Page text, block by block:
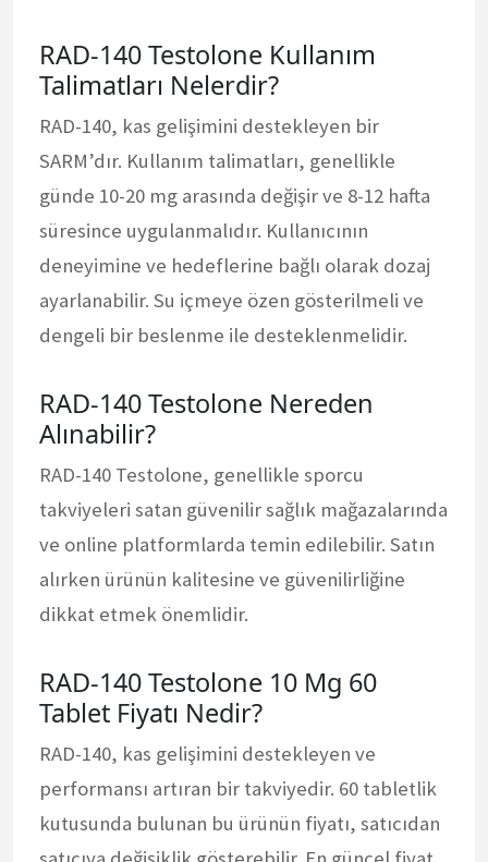
RAD-140 Testolone Kullanım
Talimatları Nelerdir?
RAD-140, kas gelişimini destekleyen bir
SARM’dır. Kullanım talimatları, genellikle
günde 10-20 mg arasında değişir ve 8-12 hafta
süresince uygulanmalıdır. Kullanıcının
deneyimine ve hedeflerine bağlı olarak dozaj
ayarlanabilir. Su içmeye özen gösterilmeli ve
dengeli bir beslenme ile desteklenmelidir.
RAD-140 Testolone Nereden
Alınabilir?
RAD-140 Testolone, genellikle sporcu
takviyeleri satan güvenilir sağlık mağazalarında
ve online platformlarda temin edilebilir. Satın
alırken ürünün kalitesine ve güvenilirliğine
dikkat etmek önemlidir.
RAD-140 Testolone 10 Mg 60
Tablet Fiyatı Nedir?
RAD-140, kas gelişimini destekleyen ve
performansı artıran bir takviyedir. 60 tabletlik
kutusunda bulunan bu ürünün fiyatı, satıcıdan